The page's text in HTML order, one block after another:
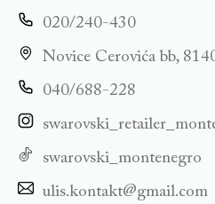
020/240-430
Novice Cerovića bb,
040/688-228
swarovski_montenegro
ulis.kontakt@gmail.com